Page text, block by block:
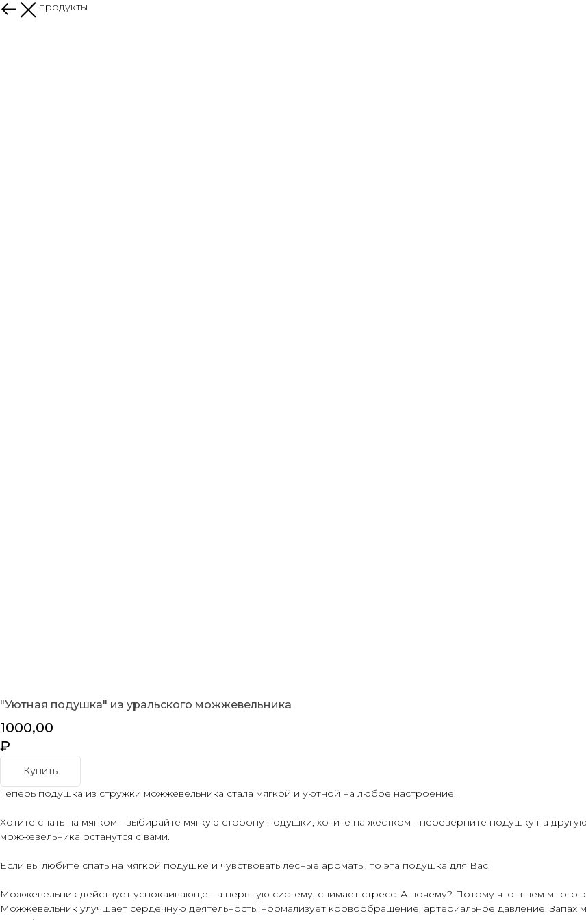
Другие продукты
"Уютная подушка" из уральского можжевельника
1000,00
₽
Купить
Теперь подушка из стружки можжевельника стала мягкой и уютной на любое настроение.
Хотите спать на мягком - выбирайте мягкую сторону подушки, хотите на жестком - переверните подушку на
можжевельника останутся с вами.
Если вы любите спать на мягкой подушке и чувствовать лесные ароматы, то эта подушка для Вас.
Можжевельник действует успокаивающе на нервную систему, снимает стресс. А почему? Потому что в нем
Можжевельник улучшает сердечную деятельность, нормализует кровообращение, артериальное давление. Запах